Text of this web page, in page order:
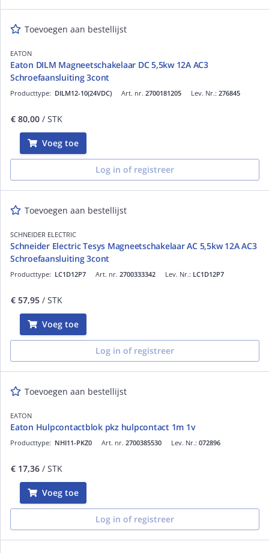
Toevoegen aan bestellijst
EATON
Eaton DILM Magneetschakelaar DC 5,5kw 12A AC3
Schroefaansluiting 3cont
Art. nr. 2700181205
Producttype: DILM12-10(24VDC) Lev. Nr.: 276845
€ 80,00 / STK
Voeg toe
Log in of registreer
Toevoegen aan bestellijst
SCHNEIDER ELECTRIC
Schneider Electric Tesys Magneetschakelaar AC 5,5kw 12A AC3
Schroefaansluiting 3cont
Art. nr. 2700333342
Producttype: LC1D12P7 Lev. Nr.: LC1D12P7
€ 57,95 / STK
Voeg toe
Log in of registreer
Toevoegen aan bestellijst
EATON
Eaton Hulpcontactblok pkz hulpcontact 1m 1v
Art. nr. 2700385530
Producttype: NHI11-PKZ0 Lev. Nr.: 072896
€ 17,36 / STK
Voeg toe
Log in of registreer